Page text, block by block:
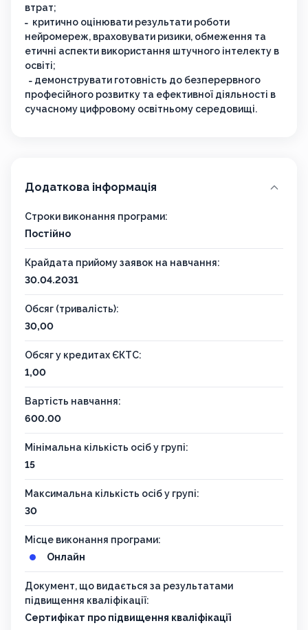
втрат;
˗ критично оцінювати результати роботи
нейромереж, враховувати ризики, обмеження та
етичні аспекти використання штучного інтелекту в
освіті;
˗ демонструвати готовність до безперервного
професійного розвитку та ефективної діяльності в
сучасному цифровому освітньому середовищі.
Додаткова інформація
Строки виконання програми:
Постійно
Крайдата прийому заявок на навчання:
30.04.2031
Обсяг (тривалість):
30,00
Обсяг у кредитах ЄКТС:
1,00
Вартість навчання:
600.00
Мінімальна кількість осіб у групі:
15
Максимальна кількість осіб у групі:
30
Місце виконання програми:
Онлайн
Документ, що видається за результатами
підвищення кваліфікації:
Сертифікат про підвищення кваліфікації